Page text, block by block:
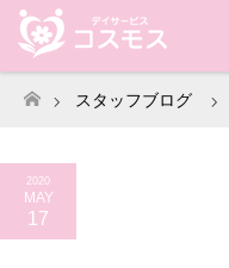
ホーム
スタッフブログ
2020
MAY
17